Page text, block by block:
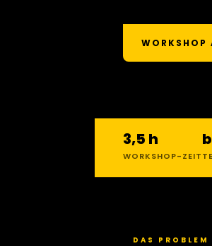
WORKSHOP
3,5 h
WORKSHOP-ZEIT
DAS PROBLEM